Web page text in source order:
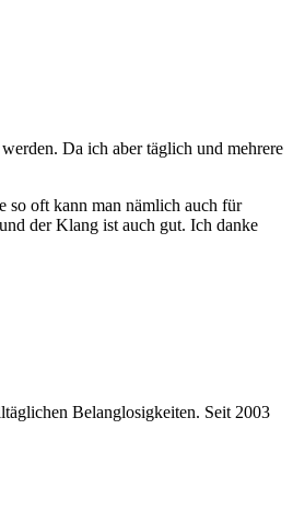
Da ich aber täglich und mehrere
so oft kann man nämlich auch für
der Klang ist auch gut. Ich danke
Belanglosigkeiten. Seit 2003